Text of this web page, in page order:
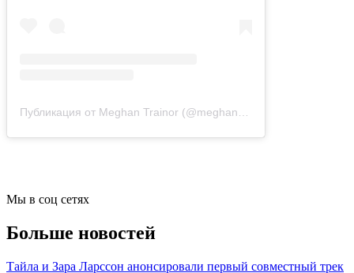
Мы в соц сетях
Больше новостей
Тайла и Зара Ларссон анонсировали первый совместный трек